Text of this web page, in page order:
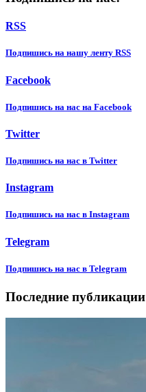
RSS
Подпишиcь на нашу ленту RSS
Facebook
Подпишиcь на нас на Facebook
Twitter
Подпишиcь на нас в Twitter
Instagram
Подпишиcь на нас в Instagram
Telegram
Подпишиcь на нас в Telegram
Последние публикации